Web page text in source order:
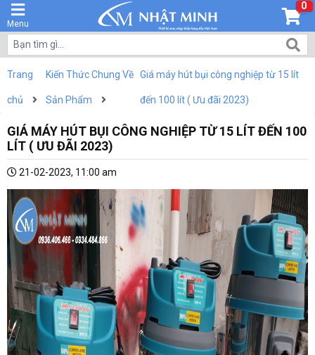
Menu
0
Trang
chủ
Kiến Thức Chung Về
Sản Phẩm
Giá máy hút bụi công nghiệp từ 15 lít
đến 100 lít ( Ưu đãi 2023)
GIÁ MÁY HÚT BỤI CÔNG NGHIỆP TỪ 15 LÍT ĐẾN 100
LÍT ( ƯU ĐÃI 2023)
21-02-2023, 11:00 am